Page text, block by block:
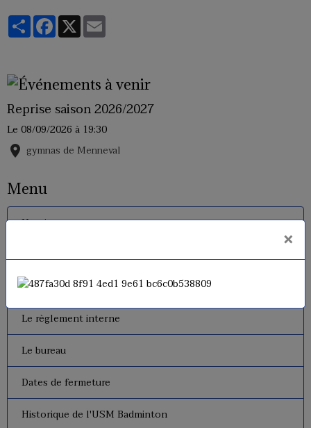
PartagerFacebook
X
Reprise saison 2026/2027
Le 08/09/2026 à 19:30
gymnas de Menneval
Menu
Horaires
Tarifs
Le règlement interne
Le bureau
Dates de fermeture
Historique de l'USM Badminton
×